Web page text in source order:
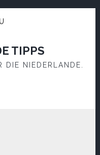
TIPPS
NIEDERLANDE.